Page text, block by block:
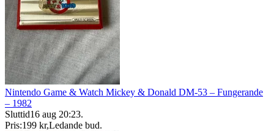
Nintendo Game & Watch Mickey & Donald DM-53 – Fungerande
– 1982
Sluttid16 aug 20:23.
Pris:199 kr,Ledande bud.